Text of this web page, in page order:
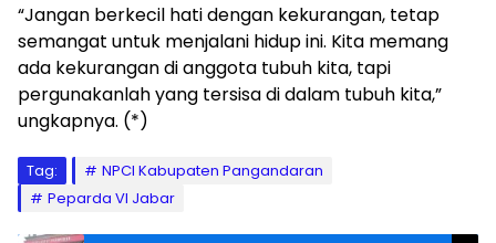
“Jangan berkecil hati dengan kekurangan, tetap
semangat untuk menjalani hidup ini. Kita memang
ada kekurangan di anggota tubuh kita, tapi
pergunakanlah yang tersisa di dalam tubuh kita,”
ungkapnya. (*)
Tag:
NPCI Kabupaten Pangandaran
Peparda VI Jabar